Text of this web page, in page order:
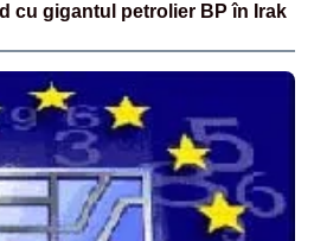
cu gigantul petrolier BP în Irak